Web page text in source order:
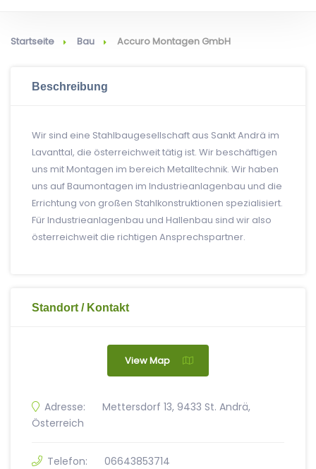
Startseite Bau Accuro Montagen GmbH
Beschreibung
Wir sind eine Stahlbaugesellschaft aus Sankt Andrä im
Lavanttal, die österreichweit tätig ist. Wir beschäftigen
uns mit Montagen im bereich Metalltechnik. Wir haben
uns auf Baumontagen im Industrieanlagenbau und die
Errichtung von großen Stahlkonstruktionen spezialisiert.
Für Industrieanlagenbau und Hallenbau sind wir also
österreichweit die richtigen Ansprechspartner.
Standort / Kontakt
View Map
Adresse:
Mettersdorf 13, 9433 St. Andrä,
Österreich
Telefon: 06643853714